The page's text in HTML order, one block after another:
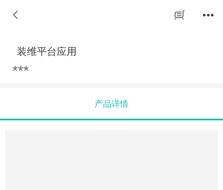
装维平台应用
***
产品详情